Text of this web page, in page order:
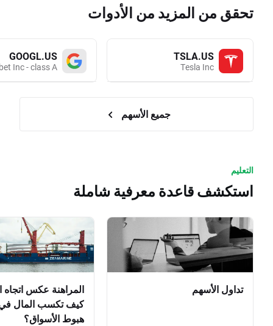
تحقق من المزيد من الأدوات
TSLA.US
Tesla Inc
GOOGL.US
Inc - class A
جميع الأسهم
التعليم
استكشف قاعدة معرفية شاملة
تداول الأسهم
المراهنة عكس
كيف تكسب المال
هبوط الأسواق؟